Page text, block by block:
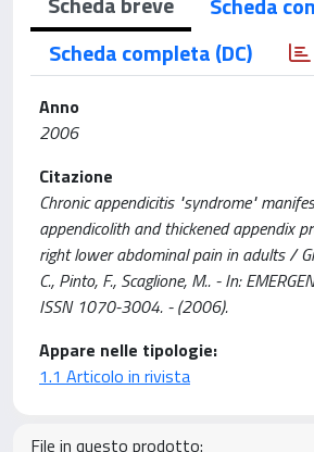
Scheda completa (DC)
Anno
2006
Citazione
Chronic appendicitis "syndrome"
appendicolith and thickened appendix
right lower abdominal pain in adults /
C., Pinto, F., Scaglione, M.. - In:
ISSN 1070-3004. - (2006).
Appare nelle tipologie:
1.1 Articolo in rivista
File in questo prodotto: